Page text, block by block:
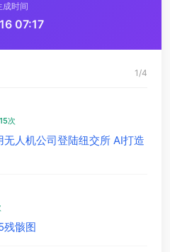
成时间
07:17
1/4
15次
人机公司登陆纽交所 AI打造
残骸图